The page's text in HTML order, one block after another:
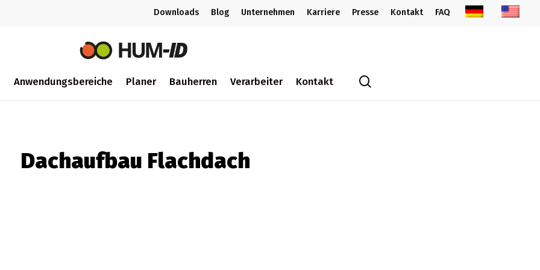
Downloads Blog Unternehmen Karriere Presse Kontakt FAQ
Anwendungsbereiche Planer Bauherren Verarbeiter Kontakt
Dachaufbau Flachdach